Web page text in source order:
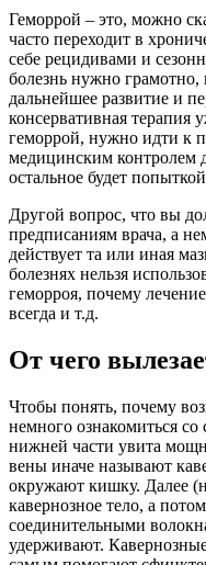
Геморрой – это, можно
часто переходит в
себе рецидивами и
болезнь нужно грамотно,
дальнейшее развитие и
консервативная терапия
геморрой, нужно идти к
медицинским контролем
остальное будет
Другой вопрос, что вы
предписаниям врача, а
действует та или иная
болезнях нельзя
геморроя, почему
всегда и т.д.
От чего
Чтобы понять, почему
немного ознакомиться
нижней части увита
вены иначе называют
окружают кишку. Далее
кавернозное тело, а
соединительными
удерживают.